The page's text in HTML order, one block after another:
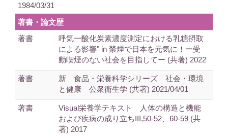
1984/03/31
著書・論文歴
著書
呼気一酸化炭素濃度測定における乳糖摂取
による影響" in 禁煙で日本を元気に！ー受
動喫煙のない社会を目指してー (共著) 2022
著書
新 食品・栄養科学シリーズ 社会・環境
と健康 公衆衛生学 (共著) 2021/04/01
著書
Visual栄養学テキスト 人体の構造と機能
および疾病の成り立ちIII,50-52、60-59 (共
著) 2017